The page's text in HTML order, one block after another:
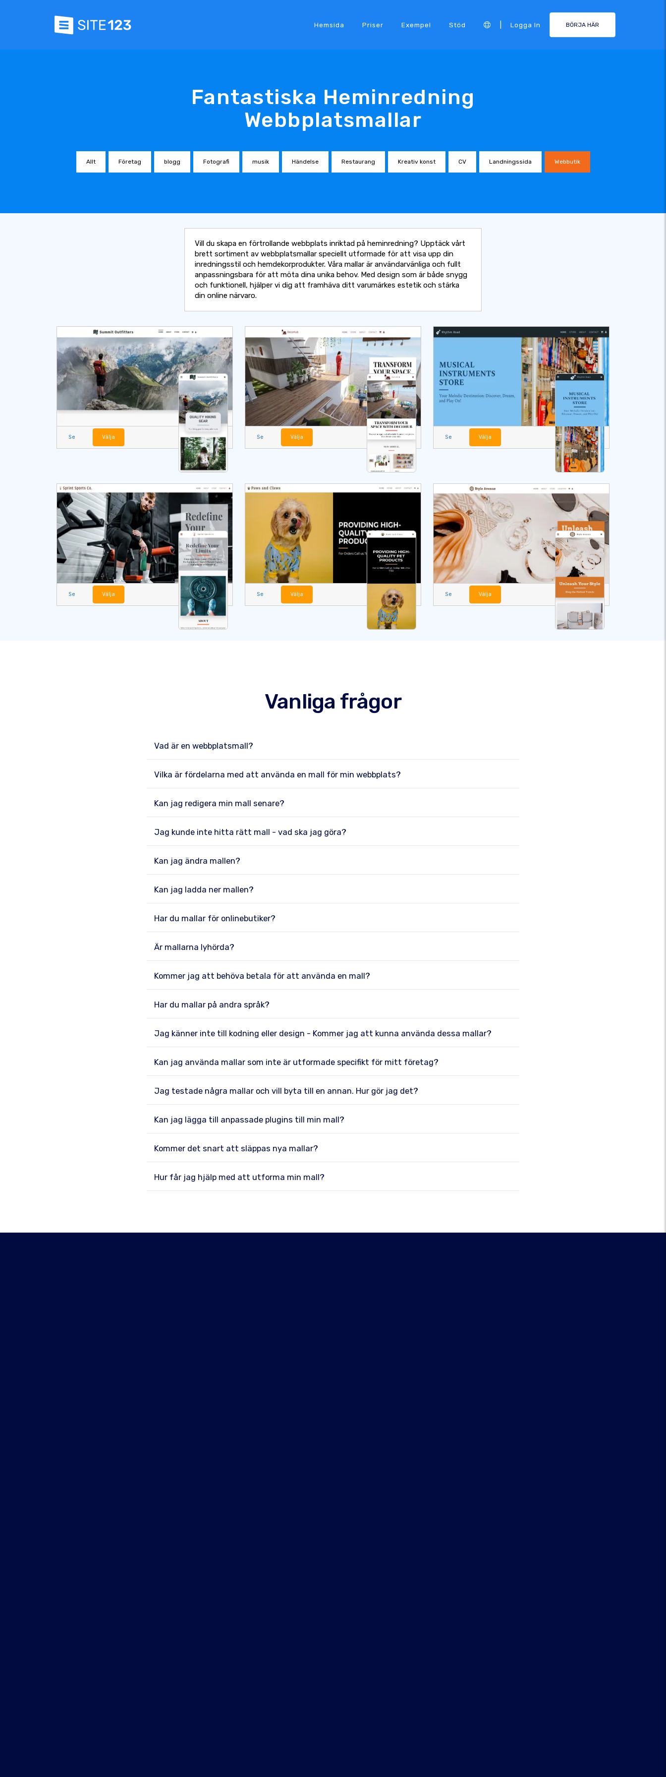
Hemsida Priser Exempel Stöd Logga In BÖRJA HÄR
Fantastiska Heminredning
Webbplatsmallar
Allt Företag blogg Fotografi musik Händelse Restaurang Kreativ konst CV Landningssida Webbutik
Vill du skapa en förtrollande webbplats inriktad på heminredning? Upptäck vårt
brett sortiment av webbplatsmallar speciellt utformade för att visa upp din
inredningsstil och hemdekorprodukter. Våra mallar är användarvänliga och fullt
anpassningsbara för att möta dina unika behov. Med design som är både snygg
och funktionell, hjälper vi dig att framhäva ditt varumärkes estetik och stärka
din online närvaro.
Se Välja Se Välja Se Välja
Se Välja Se Välja Se Välja
Vanliga frågor
Vad är en webbplatsmall?
Vilka är fördelarna med att använda en mall för min webbplats?
Kan jag redigera min mall senare?
Jag kunde inte hitta rätt mall - vad ska jag göra?
Kan jag ändra mallen?
Kan jag ladda ner mallen?
Har du mallar för onlinebutiker?
Är mallarna lyhörda?
Kommer jag att behöva betala för att använda en mall?
Har du mallar på andra språk?
Jag känner inte till kodning eller design - Kommer jag att kunna använda dessa mallar?
Kan jag använda mallar som inte är utformade specifikt för mitt företag?
Jag testade några mallar och vill byta till en annan. Hur gör jag det?
Kan jag lägga till anpassade plugins till min mall?
Kommer det snart att släppas nya mallar?
Hur får jag hjälp med att utforma min mall?